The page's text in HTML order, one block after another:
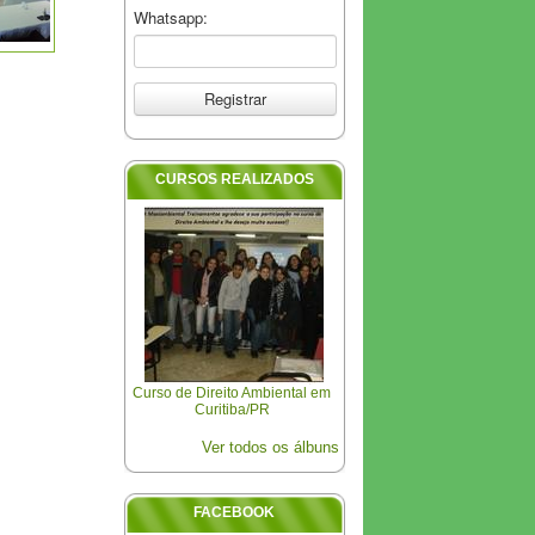
Whatsapp:
CURSOS REALIZADOS
Curso de Direito Ambiental em
Curitiba/PR
Ver todos os álbuns
FACEBOOK